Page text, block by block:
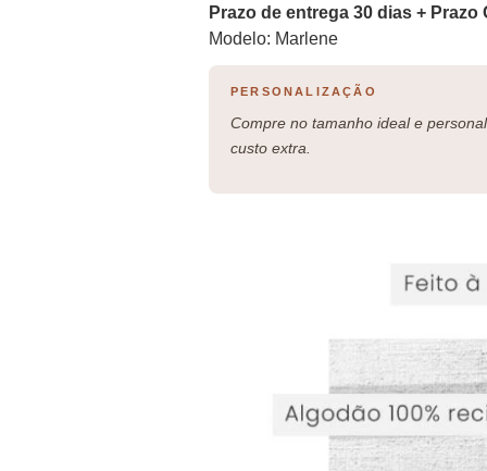
Prazo de entrega 30 dias + Prazo
Modelo: Marlene
PERSONALIZAÇÃO
Compre no tamanho ideal e
custo extra.